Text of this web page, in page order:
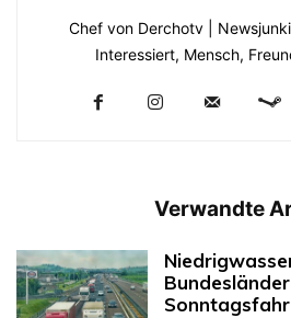
Chef von Derchotv |
Interessiert, Mensch,
Verwandte